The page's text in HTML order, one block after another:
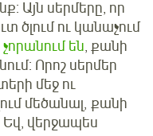
Այն սերմերը, որ
ծլում ու կանաչում
չորանում են, քանի
Որոշ սերմեր
մեջ ու
մեծանալ, քանի
Եվ, վերջապես